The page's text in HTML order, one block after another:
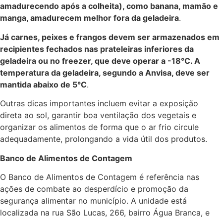
amadurecendo após a colheita), como banana, mamão e
manga, amadurecem melhor fora da geladeira.
Já carnes, peixes e frangos devem ser armazenados em
recipientes fechados nas prateleiras inferiores da
geladeira ou no freezer, que deve operar a -18°C. A
temperatura da geladeira, segundo a Anvisa, deve ser
mantida abaixo de 5°C.
Outras dicas importantes incluem evitar a exposição
direta ao sol, garantir boa ventilação dos vegetais e
organizar os alimentos de forma que o ar frio circule
adequadamente, prolongando a vida útil dos produtos.
Banco de Alimentos de Contagem
O Banco de Alimentos de Contagem é referência nas
ações de combate ao desperdício e promoção da
segurança alimentar no município. A unidade está
localizada na rua São Lucas, 266, bairro Água Branca, e